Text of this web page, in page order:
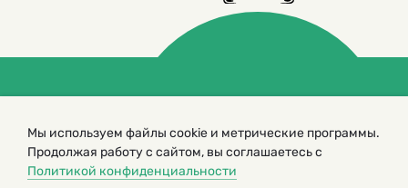
Копирование материалов возможно только с разрешения редакторов
сайта
Политика конфиденциальности
Мы используем файлы cookie и метрические программы.
Продолжая работу с сайтом, вы соглашаетесь с
Политикой конфиденциальности